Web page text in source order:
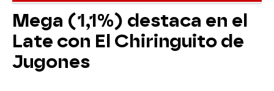
Mega (1,1%) destaca en el
Late con El Chiringuito de
Jugones